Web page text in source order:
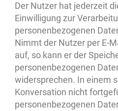
Der Nutzer hat jederzeit
Einwilligung zur
personenbezogenen
Nimmt der Nutzer per E-
auf, so kann er der
personenbezogenen
widersprechen. In einem
Konversation nicht
personenbezogenen